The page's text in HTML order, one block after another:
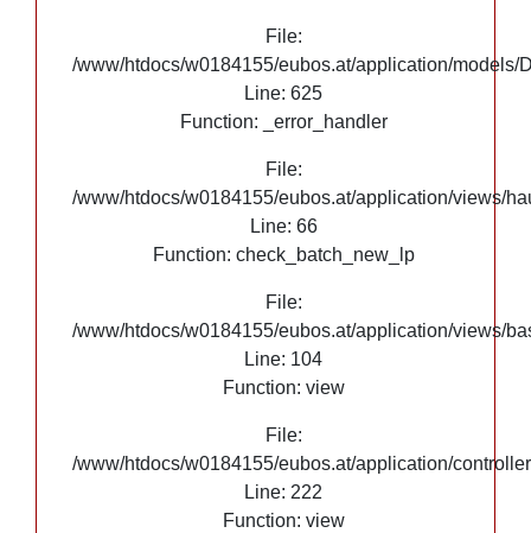
File:
/www/htdocs/w0184155/eubos.at/application/models/
Line: 625
Function: _error_handler
File:
/www/htdocs/w0184155/eubos.at/application/views/
Line: 66
Function: check_batch_new_lp
File:
/www/htdocs/w0184155/eubos.at/application/views/
Line: 104
Function: view
File:
/www/htdocs/w0184155/eubos.at/application/
Line: 222
Function: view